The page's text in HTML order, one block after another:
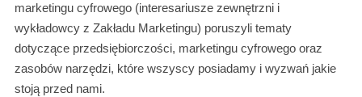
marketingu cyfrowego (interesariusze zewnętrzni i
wykładowcy z Zakładu Marketingu) poruszyli tematy
dotyczące przedsiębiorczości, marketingu cyfrowego oraz
zasobów narzędzi, które wszyscy posiadamy i wyzwań jakie
stoją przed nami.